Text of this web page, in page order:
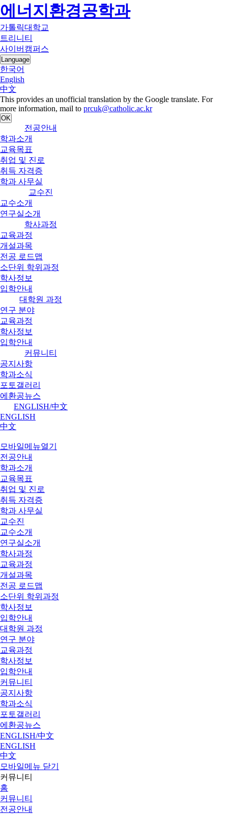
에너지환경공학과
가톨릭대학교
트리니티
사이버캠퍼스
Language
한국어
English
中文
This provides an unofficial translation by the Google translate. For
more information, mail to prcuk@catholic.ac.kr
OK
전공안내
학과소개
교육목표
취업 및 진로
취득 자격증
학과 사무실
교수진
교수소개
연구실소개
학사과정
교육과정
개설과목
전공 로드맵
소단위 학위과정
학사정보
입학안내
대학원 과정
연구 분야
교육과정
학사정보
입학안내
커뮤니티
공지사항
학과소식
포토갤러리
에환공뉴스
ENGLISH/中文
ENGLISH
中文
모바일메뉴열기
전공안내
학과소개
교육목표
취업 및 진로
취득 자격증
학과 사무실
교수진
교수소개
연구실소개
학사과정
교육과정
개설과목
전공 로드맵
소단위 학위과정
학사정보
입학안내
대학원 과정
연구 분야
교육과정
학사정보
입학안내
커뮤니티
공지사항
학과소식
포토갤러리
에환공뉴스
ENGLISH/中文
ENGLISH
中文
모바일메뉴 닫기
커뮤니티
홈
커뮤니티
전공안내